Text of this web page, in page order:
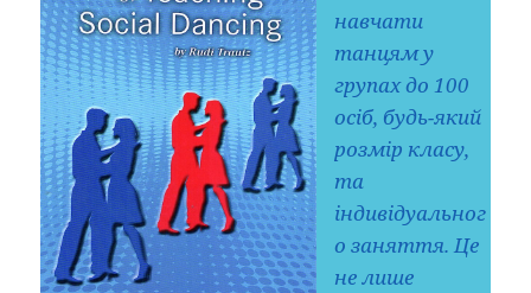
навчати
танцям у
групах до 100
осіб, будь-який
розмір класу,
та
індивідуальног
о заняття. Це
не лише